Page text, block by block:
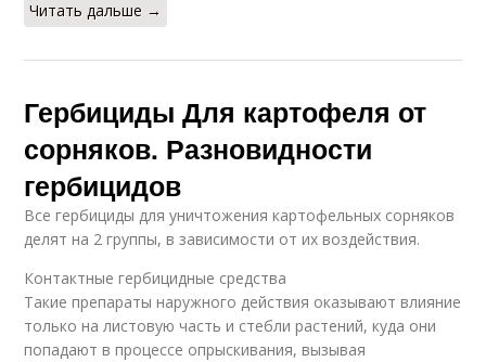
Читать дальше →
Гербициды Для картофеля от
сорняков. Разновидности
гербицидов
Все гербициды для уничтожения картофельных сорняков
делят на 2 группы, в зависимости от их воздействия.
Контактные гербицидные средства
Такие препараты наружного действия оказывают влияние
только на листовую часть и стебли растений, куда они
попадают в процессе опрыскивания, вызывая